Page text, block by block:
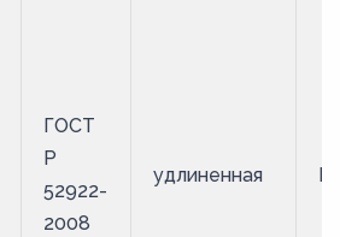
ГОСТ
Р
52922-
2008
удлиненная